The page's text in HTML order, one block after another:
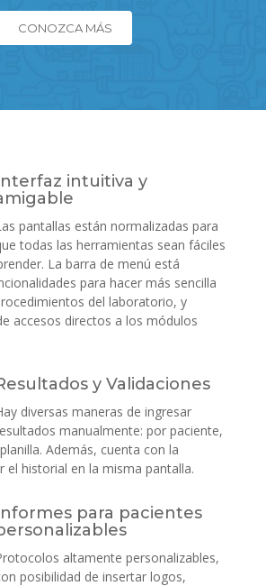
CONOZCA MÁS
intuitiva y
pantallas están normalizadas para
todas las herramientas sean fáciles
La barra de menú está
para hacer más sencilla
del laboratorio, y
accesos directos a los módulos
y Validaciones
diversas maneras de ingresar
manualmente: por paciente,
Además, cuenta con la
el historial en la misma pantalla.
para pacientes
altamente personalizables,
posibilidad de insertar logos,